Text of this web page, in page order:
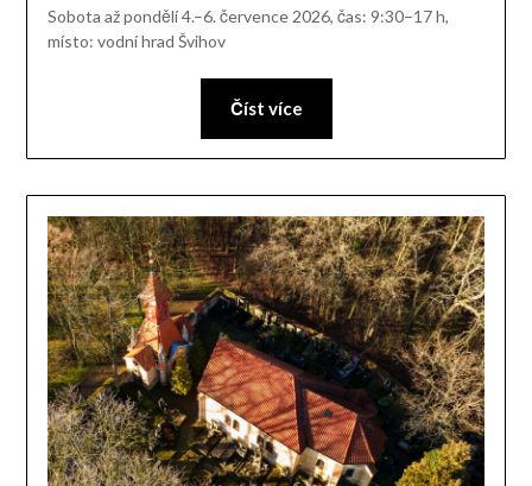
Sobota až pondělí 4.–6. července 2026, čas: 9:30–17 h,
místo: vodní hrad Švihov
Číst více